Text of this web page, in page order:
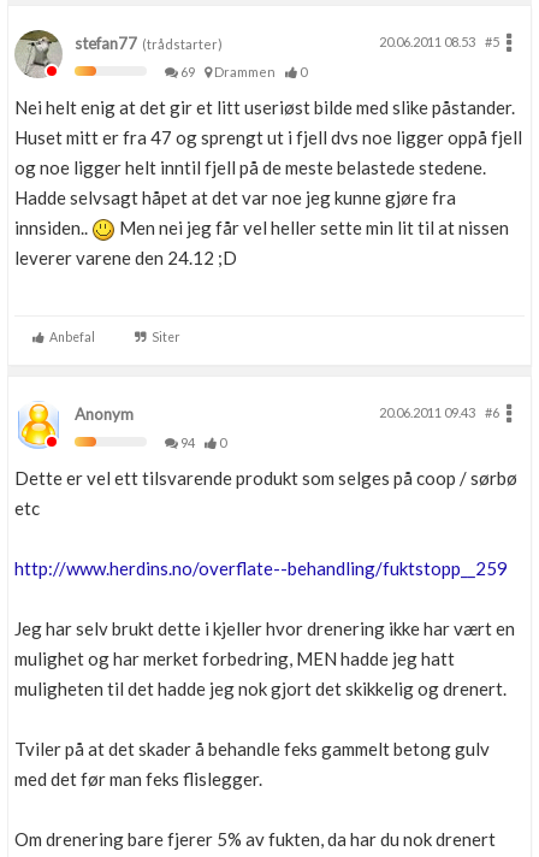
stefan77 (trådstarter) 20.06.2011 08.53
#5
69
Drammen 0
Nei helt enig at det gir et litt useriøst bilde med slike påstander.
Huset mitt er fra 47 og sprengt ut i fjell dvs noe ligger oppå fjell
og noe ligger helt inntil fjell på de meste belastede stedene.
Hadde selvsagt håpet at det var noe jeg kunne gjøre fra
innsiden..
Men nei jeg får vel heller sette min lit til at nissen
leverer varene den 24.12 ;D
Anbefal Siter
Anonym 20.06.2011 09.43
#6
94
0
Dette er vel ett tilsvarende produkt som selges på coop / sørbø
etc
http://www.herdins.no/overflate--behandling/fuktstopp__259
Jeg har selv brukt dette i kjeller hvor drenering ikke har vært en
mulighet og har merket forbedring, MEN hadde jeg hatt
muligheten til det hadde jeg nok gjort det skikkelig og drenert.
Tviler på at det skader å behandle feks gammelt betong gulv
med det før man feks flislegger.
Om drenering bare fjerer 5% av fukten, da har du nok drenert